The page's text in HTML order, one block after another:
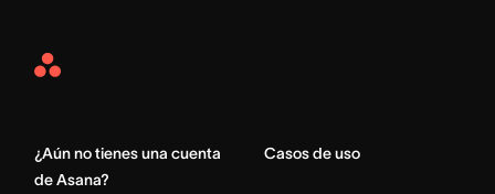
Asana
¿Aún no tienes una cuenta
de Asana?
Casos de uso